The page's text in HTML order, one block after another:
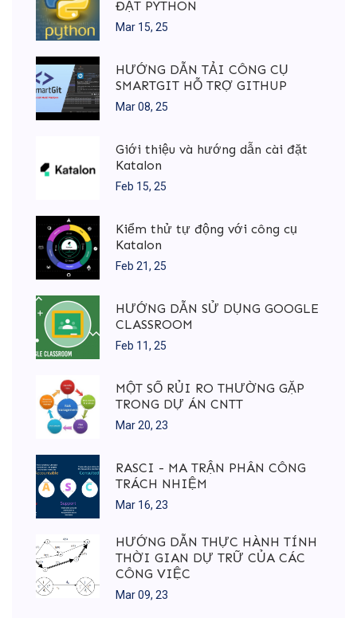
ĐẶT PYTHON
Mar 15, 25
HƯỚNG DẪN TẢI CÔNG CỤ
SMARTGIT HỖ TRỢ GITHUP
Mar 08, 25
Giới thiệu và hướng dẫn cài đặt
Katalon
Feb 15, 25
Kiểm thử tự động với công cụ
Katalon
Feb 21, 25
HƯỚNG DẪN SỬ DỤNG GOOGLE
CLASSROOM
Feb 11, 25
MỘT SỐ RỦI RO THƯỜNG GẶP
TRONG DỰ ÁN CNTT
Mar 20, 23
RASCI - MA TRẬN PHÂN CÔNG
TRÁCH NHIỆM
Mar 16, 23
HƯỚNG DẪN THỰC HÀNH TÍNH
THỜI GIAN DỰ TRỮ CỦA CÁC
CÔNG VIỆC
Mar 09, 23